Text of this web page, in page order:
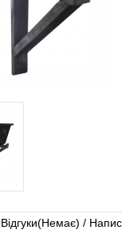
Відгуки(Немає) /